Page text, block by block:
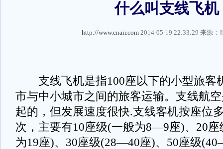
什么叫支线飞机
http://www.cnair.com 2014-05-19 22:33:29 来源：
支线飞机是指100座以下的小型旅客
市与中小城市之间的旅客运输。支线航
起的，但发展速度很快.支线客机按座位
次，主要有10座级(一般为8—9座)、20
为19座)、30座级(28—40座)、50座级